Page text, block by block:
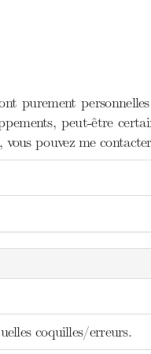
purement
peut-être
pouvez me
coquilles/erreurs.